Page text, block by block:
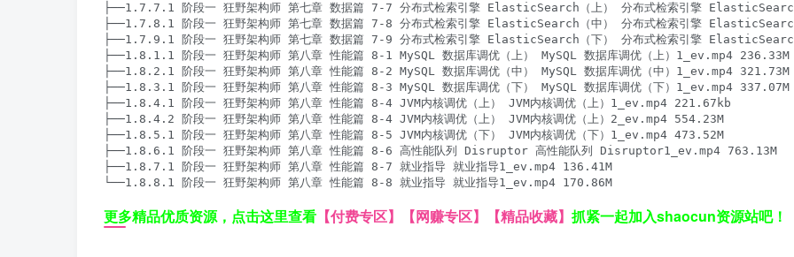
├──1.7.7.1 阶段一 狂野架构师 第七章 数据篇 7-7 分布式检索引擎 ElasticSearch（上） 分布式检索引擎
├──1.7.8.1 阶段一 狂野架构师 第七章 数据篇 7-8 分布式检索引擎 ElasticSearch（中） 分布式检索引擎
├──1.7.9.1 阶段一 狂野架构师 第七章 数据篇 7-9 分布式检索引擎 ElasticSearch（下） 分布式检索引擎
├──1.8.1.1 阶段一 狂野架构师 第八章 性能篇 8-1 MySQL 数据库调优（上） MySQL 数据库调优（上）1_ev.mp4 236.33M
├──1.8.2.1 阶段一 狂野架构师 第八章 性能篇 8-2 MySQL 数据库调优（中） MySQL 数据库调优（中）1_ev.mp4 321.73M
├──1.8.3.1 阶段一 狂野架构师 第八章 性能篇 8-3 MySQL 数据库调优（下） MySQL 数据库调优（下）1_ev.mp4 337.07M
├──1.8.4.1 阶段一 狂野架构师 第八章 性能篇 8-4 JVM内核调优（上） JVM内核调优（上）1_ev.mp4 221.67kb
├──1.8.4.2 阶段一 狂野架构师 第八章 性能篇 8-4 JVM内核调优（上） JVM内核调优（上）2_ev.mp4 554.23M
├──1.8.5.1 阶段一 狂野架构师 第八章 性能篇 8-5 JVM内核调优（下） JVM内核调优（下）1_ev.mp4 473.52M
├──1.8.6.1 阶段一 狂野架构师 第八章 性能篇 8-6 高性能队列 Disruptor 高性能队列 Disruptor1_ev.mp4 763.13M
├──1.8.7.1 阶段一 狂野架构师 第八章 性能篇 8-7 就业指导 就业指导1_ev.mp4 136.41M
└──1.8.8.1 阶段一 狂野架构师 第八章 性能篇 8-8 就业指导 就业指导1_ev.mp4 170.86M
更多精品优质资源，点击这里查看 【付费专区】 【网赚专区】 【精品收藏】 抓紧一起加入shaocun资源站吧！